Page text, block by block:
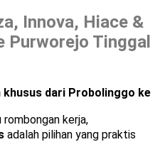
Innova, Hiace &
Purworejo Tinggal
khusus dari Probolinggo ke
kerja,
adalah pilihan yang praktis